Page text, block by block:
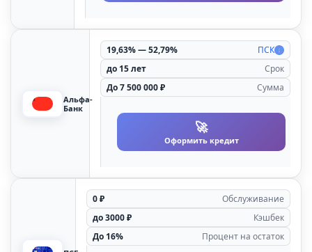
Альфа-
Банк
19,63% — 52,79%
ПСК
до 15 лет
Срок
До 7 500 000 ₽
Сумма
🚀
Оформить кредит
0 ₽
Oбcлуживaниe
до 3000 ₽
Кэшбек
До 16%
Процент на остаток